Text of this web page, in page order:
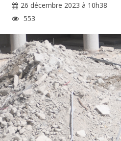
26 décembre 2023 à 10h38
553